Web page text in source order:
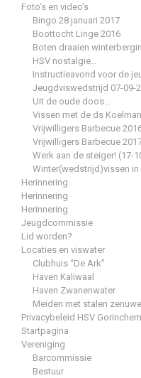
Foto’s en video’s
Bingo 28 januari 2017
Boottocht Linge 2016
Boten draaien
HSV nostalgie…
Instructieavond voor de
Jeugdviswedstrijd 07-09-
Uit de oude doos…
Vissen met de ds
Vrijwilligers Barbecue
Vrijwilligers Barbecue
Werk aan de steiger! (17-
Winter(wedstrijd)vissen in
Herinnering
Herinnering
Herinnering
Jeugdcommissie
Lid worden?
Locaties en viswater
Clubhuis “De Ark”
Haven Kaliwaal
Haven Zwanenwater
Meiden met stalen
Privacybeleid HSV Gorinchem
Startpagina
Vereniging
Barcommissie
Bestuur